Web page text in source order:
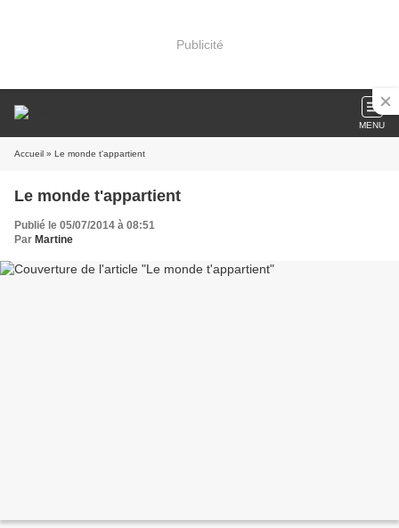
Publicité
MENU
Accueil » Le monde t'appartient
Le monde t'appartient
Publié le 05/07/2014 à 08:51
Par Martine